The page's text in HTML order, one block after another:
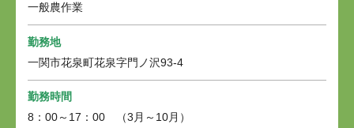
一般農作業
勤務地
一関市花泉町花泉字門ノ沢93-4
勤務時間
8：00～17：00 （3月～10月）